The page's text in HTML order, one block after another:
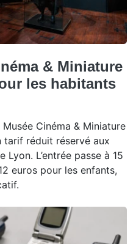
& Miniature
les habitants
Cinéma & Miniature
tarif réduit réservé aux
L’entrée passe à 15
euros pour les enfants,